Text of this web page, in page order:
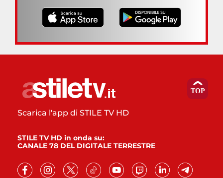
Scarica l'app di STILE TV HD
STILE TV HD in onda su:
CANALE 78 DEL DIGITALE TERRESTRE